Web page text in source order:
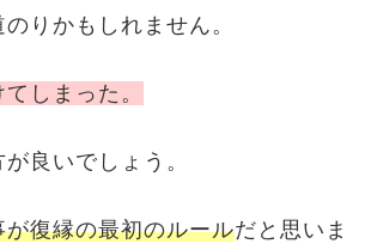
りかもしれません。
しまった。
良いでしょう。
復縁の最初のルールだと思いま